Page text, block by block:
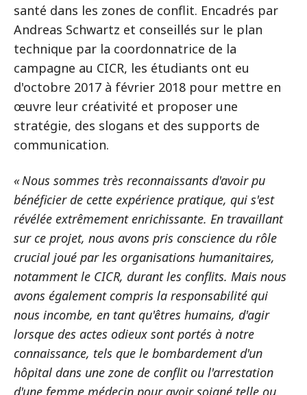
santé dans les zones de conflit. Encadrés par
Andreas Schwartz et conseillés sur le plan
technique par la coordonnatrice de la
campagne au CICR, les étudiants ont eu
d'octobre 2017 à février 2018 pour mettre en
œuvre leur créativité et proposer une
stratégie, des slogans et des supports de
communication.
« Nous sommes très reconnaissants d'avoir pu
bénéficier de cette expérience pratique, qui s'est
révélée extrêmement enrichissante. En travaillant
sur ce projet, nous avons pris conscience du rôle
crucial joué par les organisations humanitaires,
notamment le CICR, durant les conflits. Mais nous
avons également compris la responsabilité qui
nous incombe, en tant qu'êtres humains, d'agir
lorsque des actes odieux sont portés à notre
connaissance, tels que le bombardement d'un
hôpital dans une zone de conflit ou l'arrestation
d'une femme médecin pour avoir soigné telle ou